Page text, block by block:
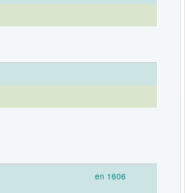
en 1606